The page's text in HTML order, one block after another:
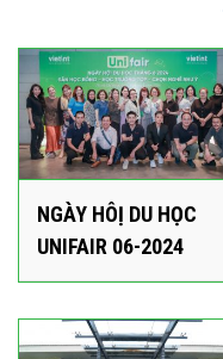
NGÀY HÔỊ DU HỌC
UNIFAIR 06-2024